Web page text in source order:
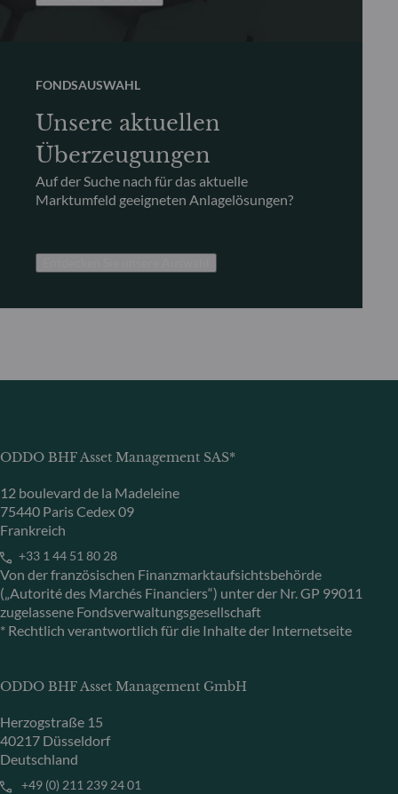
FONDSAUSWAHL
Unsere aktuellen
Überzeugungen
Auf der Suche nach für das aktuelle
Marktumfeld geeigneten Anlagelösungen?
ODDO BHF Asset Management SAS*
12 boulevard de la Madeleine
75440 Paris Cedex 09
Frankreich
+33 1 44 51 80 28
Von der französischen Finanzmarktaufsichtsbehörde
(„Autorité des Marchés Financiers“) unter der Nr. GP 99011
zugelassene Fondsverwaltungsgesellschaft
* Rechtlich verantwortlich für die Inhalte der Internetseite
ODDO BHF Asset Management GmbH
Herzogstraße 15
40217 Düsseldorf
Deutschland
+49 (0) 211 239 24 01